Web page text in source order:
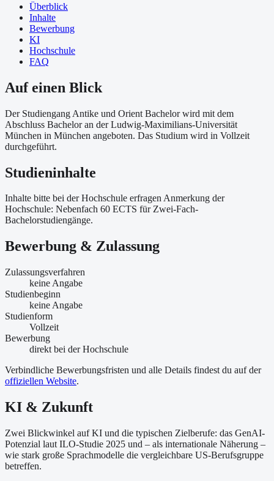
Überblick
Inhalte
Bewerbung
KI
Hochschule
FAQ
Auf einen Blick
Der Studiengang Antike und Orient Bachelor wird mit dem
Abschluss Bachelor an der Ludwig-Maximilians-Universität
München in München angeboten. Das Studium wird in Vollzeit
durchgeführt.
Studieninhalte
Inhalte bitte bei der Hochschule erfragen Anmerkung der
Hochschule: Nebenfach 60 ECTS für Zwei-Fach-
Bachelorstudiengänge.
Bewerbung & Zulassung
Zulassungsverfahren
keine Angabe
Studienbeginn
keine Angabe
Studienform
Vollzeit
Bewerbung
direkt bei der Hochschule
Verbindliche Bewerbungsfristen und alle Details findest du auf der
offiziellen Website.
KI & Zukunft
Zwei Blickwinkel auf KI und die typischen Zielberufe: das GenAI-
Potenzial laut ILO-Studie 2025 und – als internationale Näherung –
wie stark große Sprachmodelle die vergleichbare US-Berufsgruppe
betreffen.